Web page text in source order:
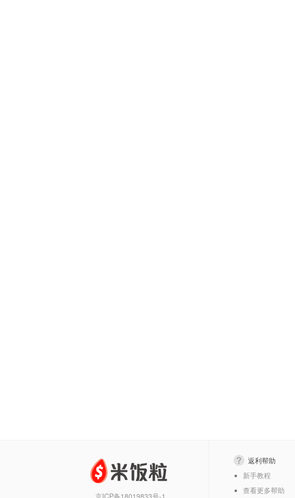
京ICP备18019833号-1
返利帮助
新手教程
查看更多帮助